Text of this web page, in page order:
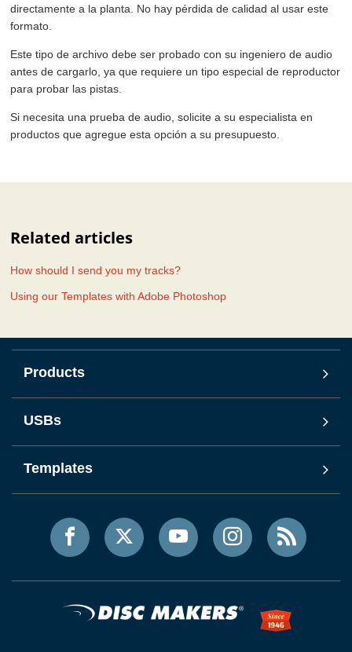
directamente a la planta. No hay pérdida de calidad al usar este
formato.
Este tipo de archivo debe ser probado con su ingeniero de audio
antes de cargarlo, ya que requiere un tipo especial de reproductor
para probar las pistas.
Si necesita una prueba de audio, solicite a su especialista en
productos que agregue esta opción a su presupuesto.
Related articles
How should I send you my tracks?
Using our Templates with Adobe Photoshop
Products
USBs
Templates